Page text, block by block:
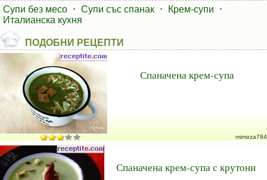
Супи без месо ⋅ Супи със спанак ⋅ Крем-супи
⋅
Италианска кухня
ПОДОБНИ РЕЦЕПТИ
Спаначена крем-супа
mimoza784
Спаначена крем-супа с крутони